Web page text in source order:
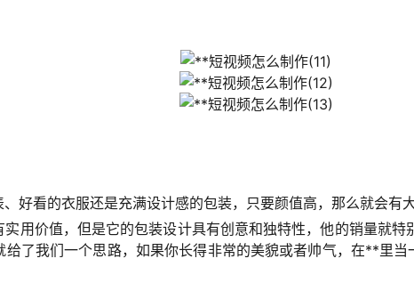
好看的衣服还是充满设计感的包装，只要颜值高，那么就会有
用价值，但是它的包装设计具有创意和独特性，他的销量就
了我们一个思路，如果你长得非常的美貌或者帅气，在**里